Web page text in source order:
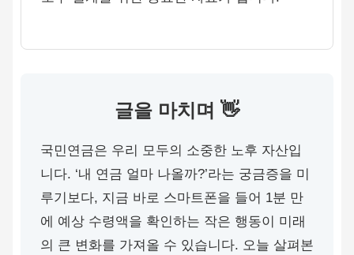
글을 마치며 👋
국민연금은 우리 모두의 소중한 노후 자산입
니다. ‘내 연금 얼마 나올까?’라는 궁금증을 미
루기보다, 지금 바로 스마트폰을 들어 1분 만
에 예상 수령액을 확인하는 작은 행동이 미래
의 큰 변화를 가져올 수 있습니다. 오늘 살펴본